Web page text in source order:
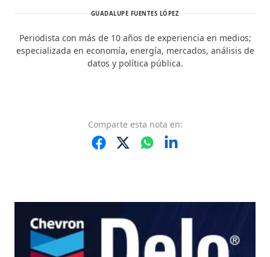
GUADALUPE FUENTES LÓPEZ
Periodista con más de 10 años de experiencia en medios;
especializada en economía, energía, mercados, análisis de
datos y política pública.
Comparte esta nota en: